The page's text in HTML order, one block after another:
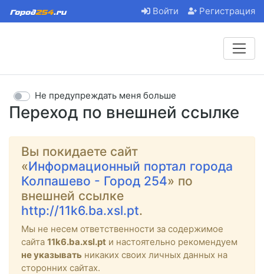
Войти Регистрация
Переход по внешней ссылке
Не предупреждать меня больше
Вы покидаете сайт
«Информационный портал города
Колпашево - Город 254» по
внешней ссылке
http://11k6.ba.xsl.pt.
Мы не несем ответственности за содержимое
сайта 11k6.ba.xsl.pt и настоятельно рекомендуем
не указывать никаких своих личных данных на
сторонних сайтах.